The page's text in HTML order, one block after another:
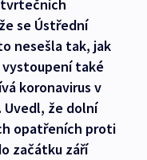
se Ústřední
nesešla tak, jak
vystoupení také
koronavirus v
Uvedl, že dolní
opatřeních proti
začátku září